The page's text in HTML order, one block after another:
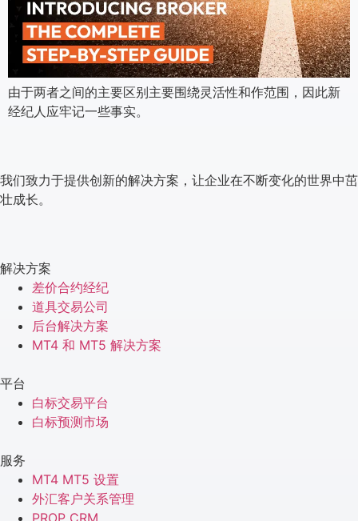
由于两者之间的主要区别主要围绕灵活性和作范围，因此新
经纪人应牢记一些事实。
我们致力于提供创新的解决方案，让企业在不断变化的世界中茁
壮成长。
解决方案
差价合约经纪
道具交易公司
后台解决方案
MT4 和 MT5 解决方案
平台
白标交易平台
白标预测市场
服务
MT4 MT5 设置
外汇客户关系管理